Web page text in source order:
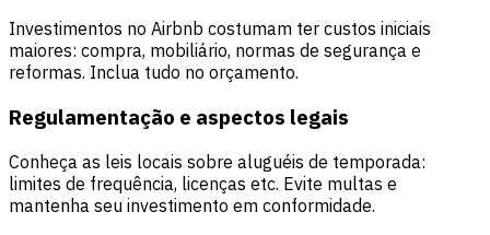
Investimentos no Airbnb costumam ter custos iniciais
maiores: compra, mobiliário, normas de segurança e
reformas. Inclua tudo no orçamento.
Regulamentação e aspectos legais
Conheça as leis locais sobre aluguéis de temporada:
limites de frequência, licenças etc. Evite multas e
mantenha seu investimento em conformidade.